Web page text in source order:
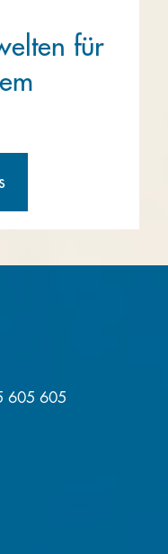
für
605 605